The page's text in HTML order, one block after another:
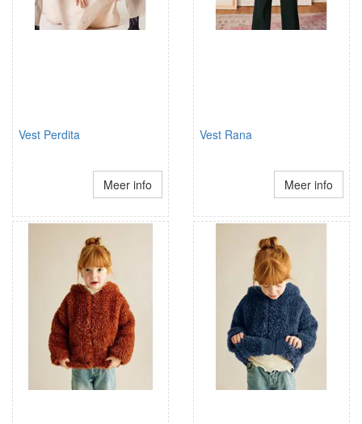
Vest Perdita
Meer info
Vest Rana
Meer info